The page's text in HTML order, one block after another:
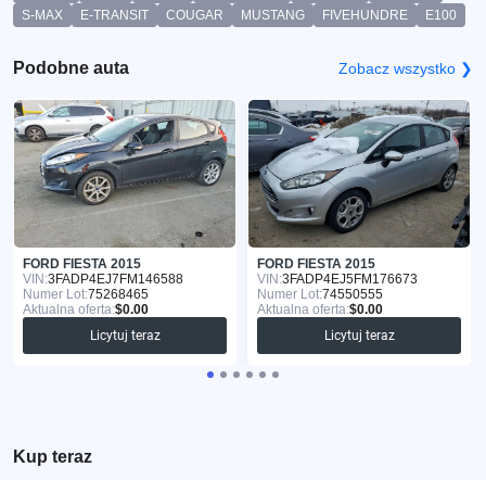
S-MAX
E-TRANSIT COUGAR MUSTANG FIVEHUNDRE E100
Podobne auta Zobacz wszystko ❯
FORD FIESTA 2015
VIN:3FADP4EJ7FM146588
Numer Lot:75268465
Aktualna oferta:$0.00
Licytuj teraz
FORD FIESTA 2015
VIN:3FADP4EJ5FM176673
Numer Lot:74550555
Aktualna oferta:$0.00
Licytuj teraz
Kup teraz